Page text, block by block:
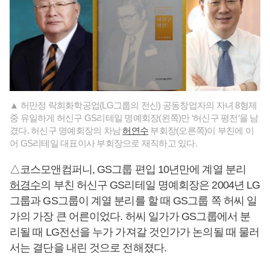
▲ 허만정 락희화학공업(LG그룹의 전신) 공동창업자의 자녀 8형제
중 유일하게 허신구 GS리테일 명예회장(왼쪽)만 ‘허신구 평전’을 남
겼다. 허신구 명예회장의 차남허연수 부회장(오른쪽)이 부친에 이
어 GS리테일 대표이사 부회장으로 재직하고 있다.
△코스모앤컴퍼니, GS그룹 편입 10년만에 계열 분리
허경수의 부친 허신구 GS리테일 명예회장은 2004년 LG
그룹과 GS그룹이 계열 분리를 할 때 GS그룹 쪽 허씨 일
가의 가장 큰 어른이었다. 허씨 일가가 GS그룹에서 분
리될 때 LG전선을 누가 가져갈 것인가가 논의될 때 물러
서는 결단을 내린 것으로 전해졌다.